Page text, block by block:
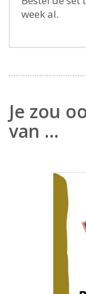
week al.
Je zou
van …